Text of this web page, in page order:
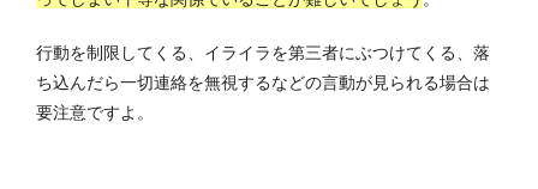
行動を制限してくる、イライラを第三者にぶつけてくる、落
ち込んだら一切連絡を無視するなどの言動が見られる場合は
要注意ですよ。